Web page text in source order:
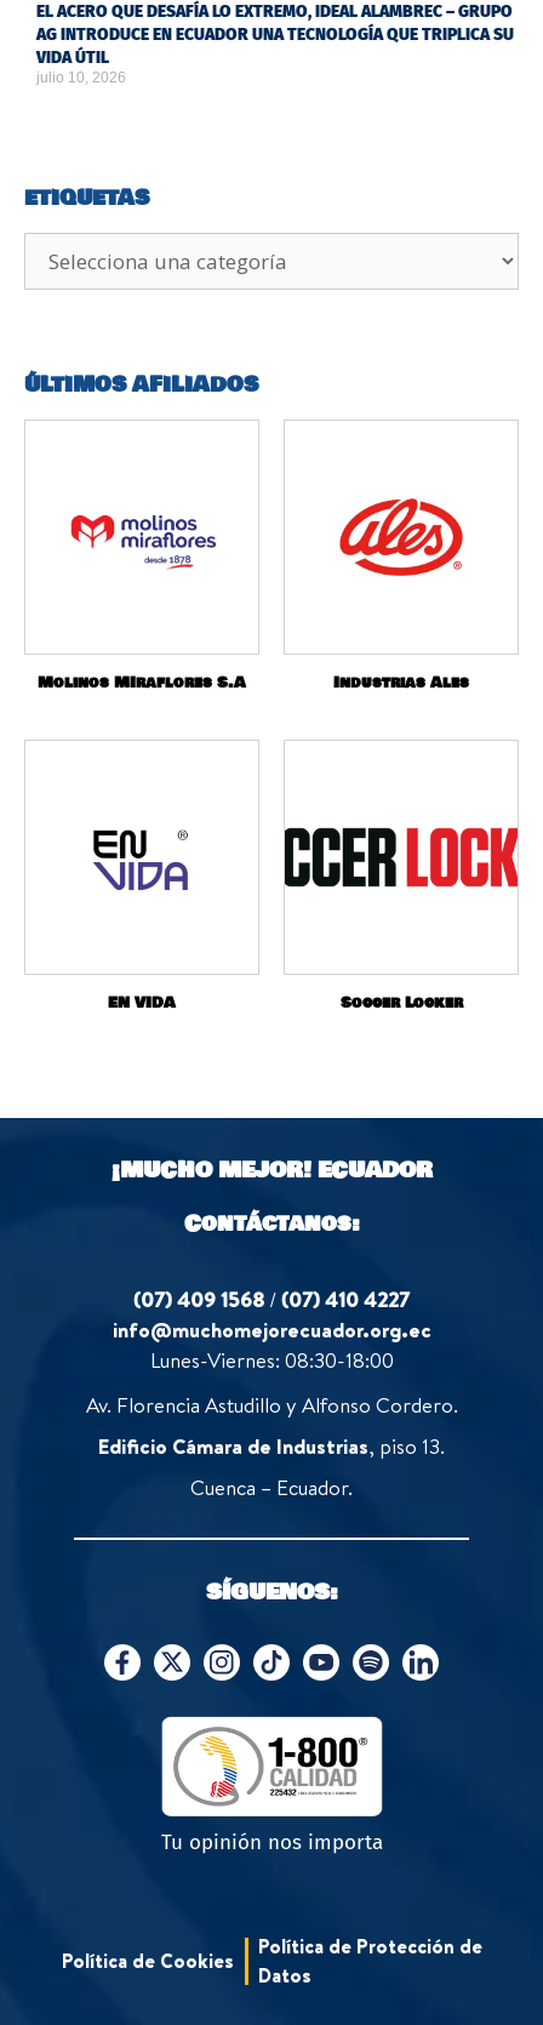
EL ACERO QUE DESAFÍA LO EXTREMO, IDEAL ALAMBREC – GRUPO
AG INTRODUCE EN ECUADOR UNA TECNOLOGÍA QUE TRIPLICA SU
VIDA ÚTIL
julio 10, 2026
ETIQUETAS
ÚLTIMOS AFILIADOS
Molinos MIraflores S.A Industrias Ales
EN VIDA Soccer Locker
¡MUCHO MEJOR!ECUADOR
Contáctanos:
(07) 409 1568 /(07) 410 4227
info@muchomejorecuador.org.ec
Lunes-Viernes: 08:30-18:00
Av. Florencia Astudillo y Alfonso Cordero.
Edificio Cámara de Industrias, piso 13.
Cuenca – Ecuador.
SÍGUENOS:
Tu opinión nos importa
Política de Cookies
Política de Protección de
Datos